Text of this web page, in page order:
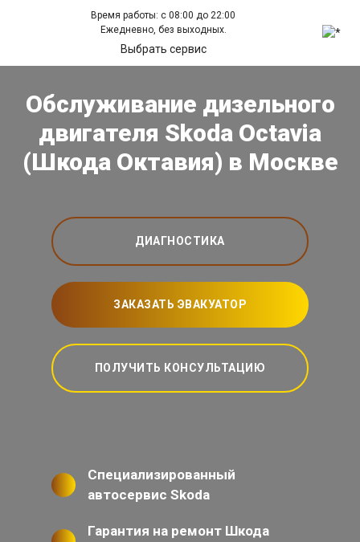
Время работы: с 08:00 до 22:00
Ежедневно, без выходных.
Выбрать сервис
Обслуживание дизельного
двигателя Skoda Octavia
(Шкода Октавия) в Москве
ДИАГНОСТИКА
ЗАКАЗАТЬ ЭВАКУАТОР
ПОЛУЧИТЬ КОНСУЛЬТАЦИЮ
Специализированный
автосервис Skoda
Гарантия на ремонт Шкода